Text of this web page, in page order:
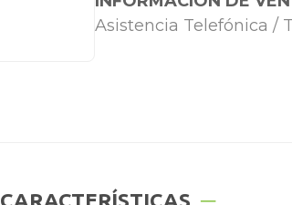
Asistencia Telefónica /
CARACTERÍSTICAS